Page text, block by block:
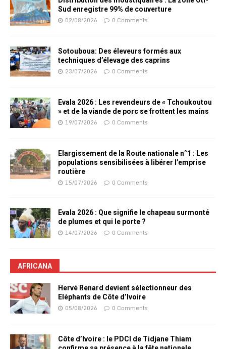
Sud enregistre 99% de couverture
02/08/2026 0 Comments
Sotouboua: Des éleveurs formés aux
techniques d’élevage des caprins
23/07/2026 0 Comments
Evala 2026 : Les revendeurs de « Tchoukoutou
» et de la viande de porc se frottent les mains
19/07/2026 0 Comments
Elargissement de la Route nationale n°1 : Les
populations sensibilisées à libérer l’emprise
routière
15/07/2026 0 Comments
Evala 2026 : Que signifie le chapeau surmonté
de plumes et qui le porte ?
14/07/2026 0 Comments
AFRICANA
Hervé Renard devient sélectionneur des
Eléphants de Côte d’Ivoire
05/08/2026 0 Comments
Côte d’Ivoire : le PDCI de Tidjane Thiam